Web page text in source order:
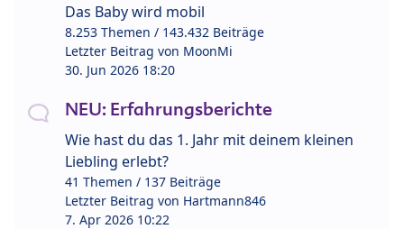
Das Baby wird mobil
8.253 Themen / 143.432 Beiträge
Letzter Beitrag von MoonMi
30. Jun 2026 18:20
NEU: Erfahrungsberichte
Wie hast du das 1. Jahr mit deinem kleinen
Liebling erlebt?
41 Themen / 137 Beiträge
Letzter Beitrag von Hartmann846
7. Apr 2026 10:22